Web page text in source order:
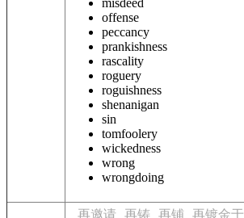
offense
peccancy
prankishness
rascality
roguery
roguishness
shenanigan
sin
tomfoolery
wickedness
wrong
wrongdoing
再邀请 再铸 再铺 再镀金于